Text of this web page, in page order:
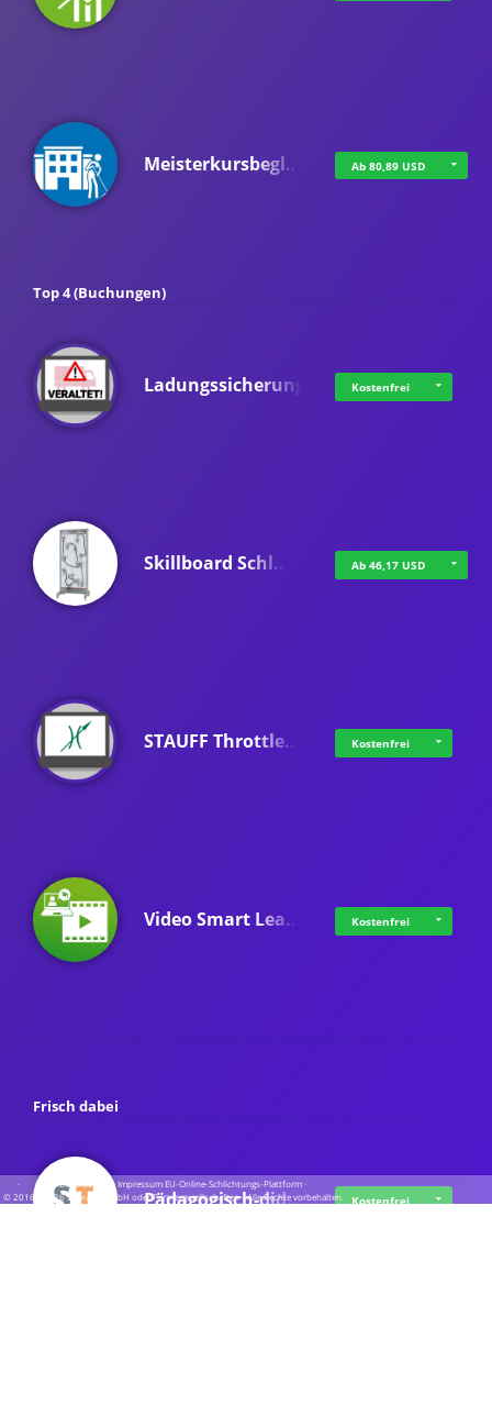
Meisterkursbegl… Ab 80,89 USD
Top 4 (Buchungen)
Ladungssicherung Kostenfrei
Skillboard Schl… Ab 46,17 USD
STAUFF Throttle… Kostenfrei
Video Smart Lea… Kostenfrei
Frisch dabei
Pädagogisch-did… Kostenfrei
· · ·Datenschutz ·Impressum EU-Online-Schlichtungs-Plattform·
© 2016 - 2026 SupraTix GmbH oder Partnergesellschaften - Alle Rechte vorbehalten.